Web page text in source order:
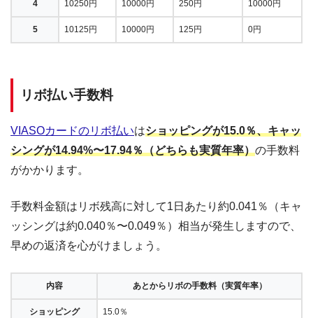
4 10250円 10000円 250円 10000円
5 10125円 10000円 125円 0円
リボ払い手数料
VIASOカードのリボ払いはショッピングが15.0％、キャッ
シングが14.94%〜17.94％（どちらも実質年率）の手数料
がかかります。
手数料金額はリボ残高に対して1日あたり約0.041％（キャ
ッシングは約0.040％〜0.049％）相当が発生しますので、
早めの返済を心がけましょう。
内容 あとからリボの手数料（実質年率）
ショッピング 15.0％